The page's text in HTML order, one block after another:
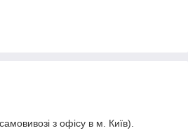
з офісу в м. Київ).